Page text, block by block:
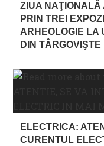
ZIUA NAŢIONALĂ
PRIN TREI
ARHEOLOGIE LA
DIN TÂRGOVIŞTE
ELECTRICA:
CURENTUL